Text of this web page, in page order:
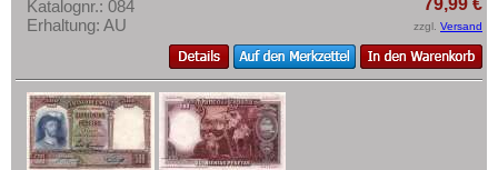
Mehr über...
Zahlungsbedingungen
Privatsphäre und Datenschutz
Widerrufsbelehrung
Liefer- und Versandkosten
Katalognr.: 084
Erhaltung: AU
zzgl. Versand